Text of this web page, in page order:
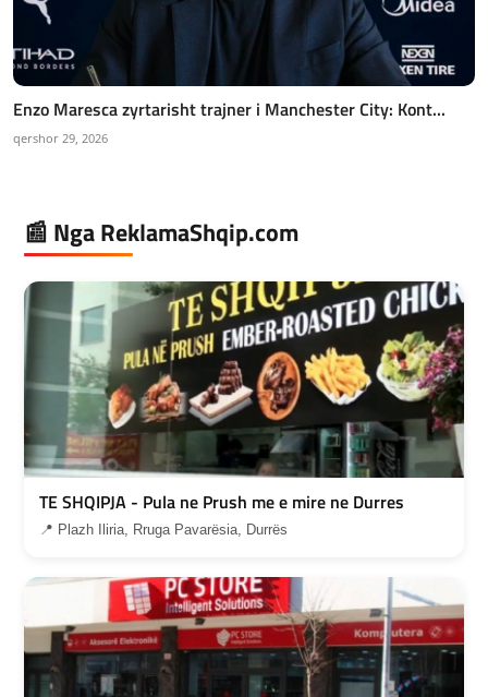
Enzo Maresca zyrtarisht trajner i Manchester City: Kont...
qershor 29, 2026
📰 Nga ReklamaShqip.com
TE SHQIPJA - Pula ne Prush me e mire ne Durres
📍 Plazh Iliria, Rruga Pavarësia, Durrës